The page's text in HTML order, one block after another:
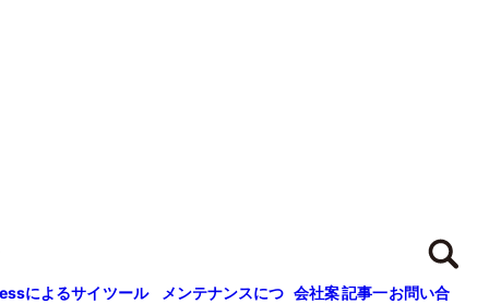
によるサイ ツール
メンテナンスにつ 会社案記事一お問い合